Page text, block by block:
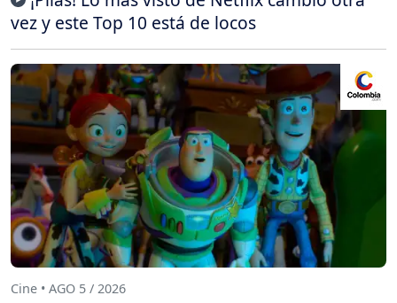
vez y este Top 10 está de locos
Cine • AGO 5 / 2026